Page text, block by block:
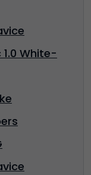
White-